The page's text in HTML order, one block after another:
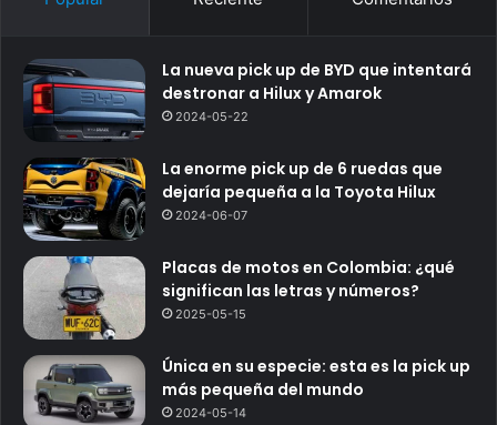
La nueva pick up de BYD que intentará
destronar a Hilux y Amarok
2024-05-22
La enorme pick up de 6 ruedas que
dejaría pequeña a la Toyota Hilux
2024-06-07
Placas de motos en Colombia: ¿qué
significan las letras y números?
2025-05-15
Única en su especie: esta es la pick up
más pequeña del mundo
2024-05-14